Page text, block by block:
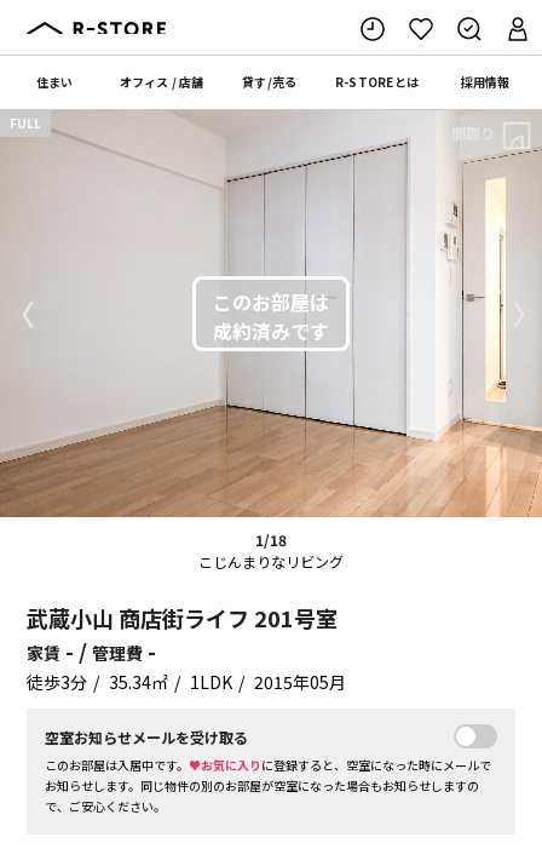
住まい オフィス /店舗 貸す/売る R-STOREとは 採用情報
1/18
こじんまりなリビング
〈
FULL 間取り
武蔵小山 商店街ライフ 201号室
家賃 - /管理費 -
徒歩3分 35.34㎡ 1LDK 2015年05月
空室お知らせメールを受け取る
このお部屋は入居中です。♥お気に入り に登録すると、空室になった時にメールで
お知らせします。同じ物件の別のお部屋が空室になった場合もお知らせしますの
で、ご安心ください。